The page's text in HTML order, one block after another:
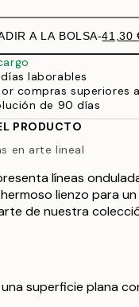
A LA BOLSA-41,30
laborables
compras superiores
de 90 días
PRODUCTO
en arte lineal
líneas
lienzo para un
de nuestra
superficie plana